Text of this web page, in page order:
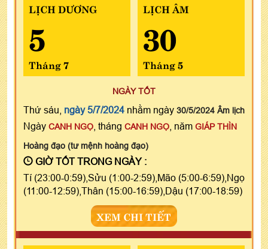
LỊCH DƯƠNG
5
Tháng 7
LỊCH ÂM
30
Tháng 5
NGÀY TỐT
Thứ sáu, ngày 5/7/2024 nhằm ngày 30/5/2024 Âm lịch
Ngày CANH NGỌ , tháng CANH NGỌ , năm GIÁP THÌN
Hoàng đạo (tư mệnh hoàng đạo)
GIỜ TỐT TRONG NGÀY :
Tí (23:00-0:59),Sửu (1:00-2:59),Mão (5:00-6:59),Ngọ
(11:00-12:59),Thân (15:00-16:59),Dậu (17:00-18:59)
XEM CHI TIẾT